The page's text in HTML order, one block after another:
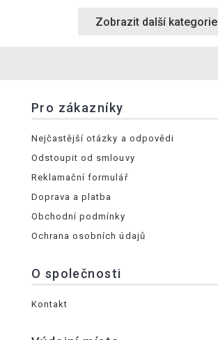
Zobrazit další kategorie
Pro zákazníky
Nejčastější otázky a odpovědi
Odstoupit od smlouvy
Reklamační formulář
Doprava a platba
Obchodní podmínky
Ochrana osobních údajů
O společnosti
Kontakt